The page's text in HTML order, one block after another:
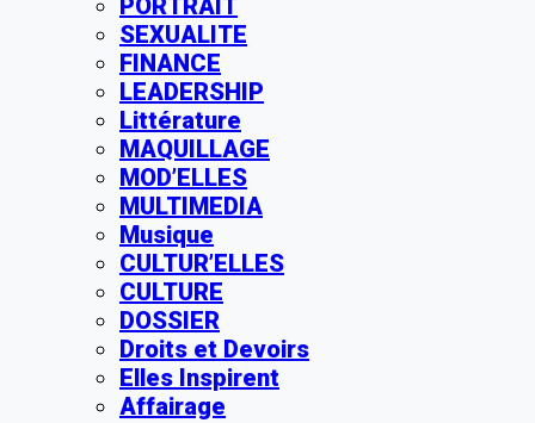
PORTRAIT
SEXUALITE
FINANCE
LEADERSHIP
Littérature
MAQUILLAGE
MOD’ELLES
MULTIMEDIA
Musique
CULTUR’ELLES
CULTURE
DOSSIER
Droits et Devoirs
Elles Inspirent
Affairage